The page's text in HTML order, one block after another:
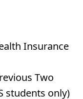
Insurance
Two
students only)